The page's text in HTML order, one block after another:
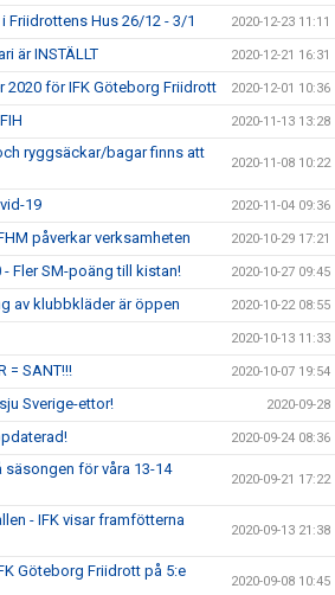
Friidrottens Hus 26/12 - 3/1 2020-12-23 11:11
är INSTÄLLT 2020-12-21 16:31
2020 för IFK Göteborg Friidrott 2020-12-01 10:36
2020-11-13 13:28
ryggsäckar/bagar finns att
2020-11-08 10:22
19 2020-11-04 09:36
påverkar verksamheten 2020-10-29 17:21
- Fler SM-poäng till kistan! 2020-10-27 09:45
av klubbkläder är öppen 2020-10-22 08:55
2020-10-13 11:33
= SANT!!! 2020-10-07 19:54
Sverige-ettor! 2020-09-28
2020-09-24 08:36
för våra 13-14
2020-09-21 17:22
- IFK visar framfötterna
2020-09-13 21:38
Göteborg Friidrott på 5:e
2020-09-08 10:45